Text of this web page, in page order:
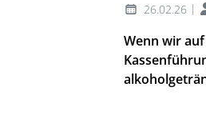
26.02.26 |
Wenn wir